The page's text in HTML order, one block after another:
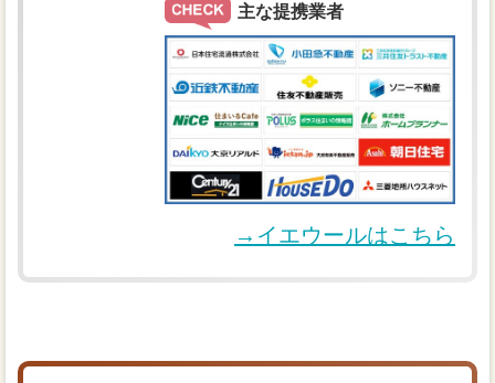
主な提携業者
→イエウールはこちら